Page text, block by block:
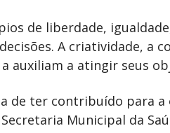
de liberdade,
A criatividade, a
auxiliam a atingir seus
de ter contribuído para
Municipal da